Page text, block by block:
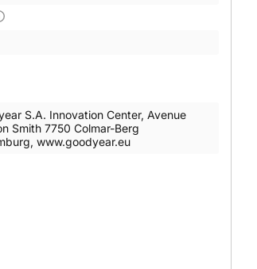
S.A. Innovation Center, Avenue
Smith 7750 Colmar-Berg
www.goodyear.eu